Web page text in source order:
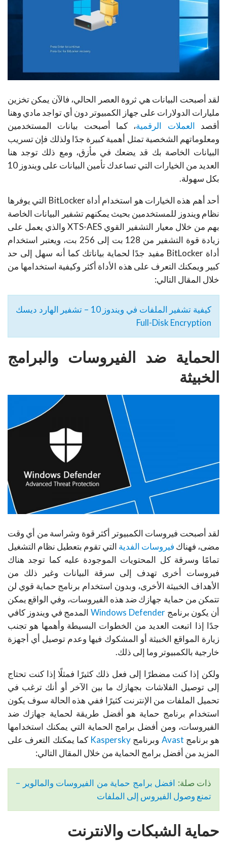
لقد أصبحت البيانات هي ثروة العصر الحالي، فالآن يمكن تخزين
مليارات الدولارات على جهاز الكمبيوتر دون أي تواجد مادي وهنا
أقصد العملات الرقمية، كما أصبحت بيانات المستخدمين
ومعلوماتهم الشخصية تمثل أهمية كبيرة جدًا ولذلك فإن تسريب
البيانات الخاصة بك قد يضعك في مأزق، ومع ذلك توجد هنا
العديد من الخيارات التي تساعدك تأمين البيانات على ويندوز 10
بكل سهولة.
أحد أهم هذه الخيارات هو استخدام أداة BitLocker التي يوفرها
نظام ويندوز للمستخدمين بحيث يمكنهم تشفير البيانات الخاصة
بهم من خلال معيار التشفير القوي XTS-AES والذي يعمل على
زيادة قوة التشفير من 128 بت إلى 256 بت، ويعتبر استخدام
أداة BitLocker مفيد جدًا لحماية بياناتك كما أنه سهل إلى حد
كبير ويمكنك التعرف على هذه الأداة أكثر وكيفية استخدامها من
خلال المقال التالي:
كيفية تشفير الملفات في ويندوز 10 – تشفير الهارد ديسك
Full-Disk Encryption
الحماية ضد الفيروسات والبرامج
الخبيثة
لقد أصبحت فيروسات الكمبيوتر أكثر قوة وشراسة من أي وقت
مضى، فهناك فيروسات الفدية التي تقوم بتعطيل نظام التشغيل
تمامًا وسرقة كل المحتويات الموجودة عليه كما توجد هناك
فيروسات أخرى تهدف إلى سرقة البيانات وغير ذلك من
الأهداف الخبيثة الأخرى، وبدون استخدام برنامج حماية قوي لن
تتمكن من حماية جهازك ضد هذه الفيروسات، وفي الواقع يمكن
أن يكون برنامجWindows Defender المدمج في ويندوز كافي
جدًا إذا اتبعت العديد من الخطوات البسيطة وأهمها هو تجنب
زيارة المواقع الخبيثة أو المشكوك فيها وعدم توصيل أي أجهزة
خارجية بالكمبيوتر وما إلى ذلك.
ولكن إذا كنت مضطرًا إلى فعل ذلك كثيرًا فمثلًا إذا كنت تحتاج
إلى توصيل الفلاشات بجهازك ما بين الآخر أو أنك ترغب في
تحميل الملفات من الإنترنت كثيرًا ففي هذه الحالة سوف يكون
استخدام برنامج حماية هو أفضل طريقة لحماية جهازك ضد
الفيروسات، ومن أفضل برامج الحماية التي يمكنك استخدامها
هو برنامج Avast وبرنامج Kaspersky كما يمكنك التعرف على
المزيد من أفضل برامج الحماية من خلال المقال التالي:
ذات صلة: افضل برامج حماية من الفيروسات والمالوير –
تمنع وصول الفيروس إلى الملفات
حماية الشبكات والانترنت